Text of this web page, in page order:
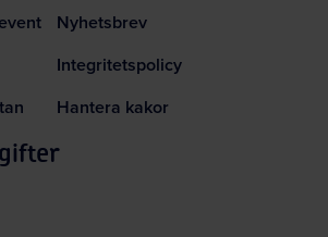
Nyhetsbrev
Integritetspolicy
Hantera kakor